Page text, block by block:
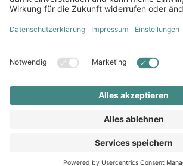
AGB Impressum